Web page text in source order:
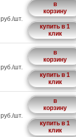
руб./шт.
в
корзину
купить в 1
клик
руб./шт.
в
корзину
купить в 1
клик
руб./шт.
в
корзину
купить в 1
клик